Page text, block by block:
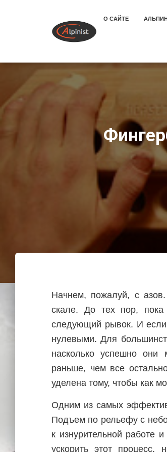
О САЙТЕ
Начнем, пожалуй, с
скале. До тех пор,
следующий рывок. И если
нулевыми. Для
насколько успешно
раньше, чем все
уделена тому, чтобы как
Одним из самых
Подъем по рельефу с
к изнурительной работе
ускорить этот